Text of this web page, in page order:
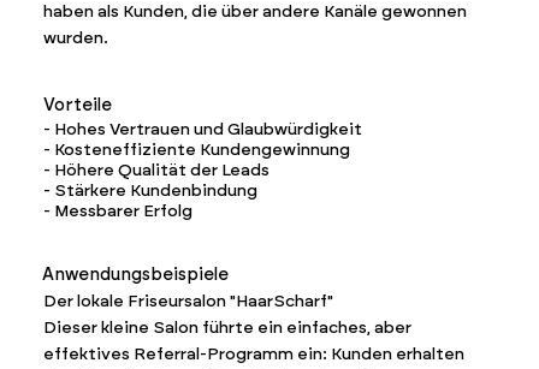
haben als Kunden, die über andere Kanäle gewonnen
wurden.
Vorteile
- Hohes Vertrauen und Glaubwürdigkeit
- Kosteneffiziente Kundengewinnung
- Höhere Qualität der Leads
- Stärkere Kundenbindung
- Messbarer Erfolg
Anwendungsbeispiele
Der lokale Friseursalon "HaarScharf"
Dieser kleine Salon führte ein einfaches, aber
effektives Referral-Programm ein: Kunden erhalten